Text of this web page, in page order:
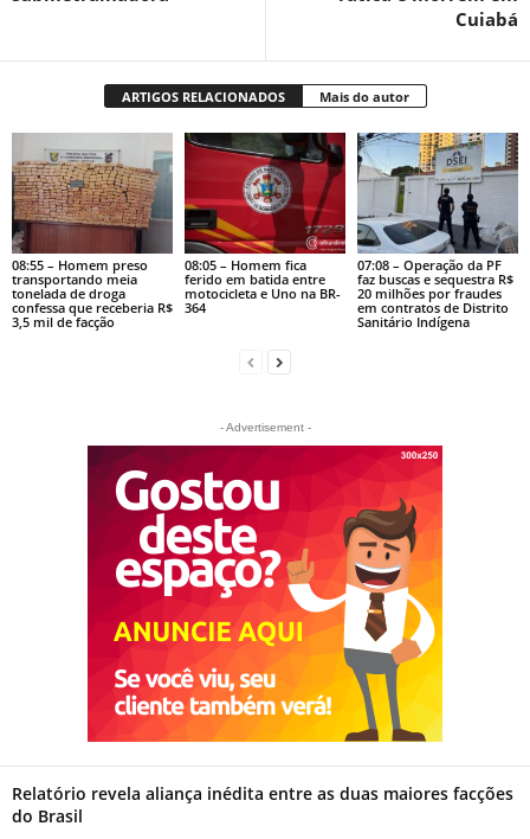
Cuiabá
ARTIGOS RELACIONADOS Mais do autor
08:55 – Homem preso
transportando meia
tonelada de droga
confessa que receberia R$
3,5 mil de facção
08:05 – Homem fica
ferido em batida entre
motocicleta e Uno na BR-
364
07:08 – Operação da PF
faz buscas e sequestra R$
20 milhões por fraudes
em contratos de Distrito
Sanitário Indígena
- Advertisement -
Relatório revela aliança inédita entre as duas maiores facções
do Brasil